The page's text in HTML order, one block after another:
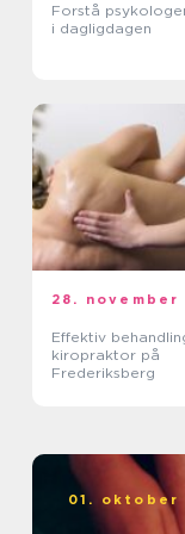
Forstå
i dagligdagen
28. november
Effektiv
kiropraktor på
Frederiksberg
01. oktober